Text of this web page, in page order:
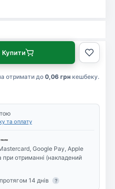
отримати до 0,06 грн кешбеку.
Купити
та оплату
Google Pay, Apple
отриманні (накладений
14 днів
?